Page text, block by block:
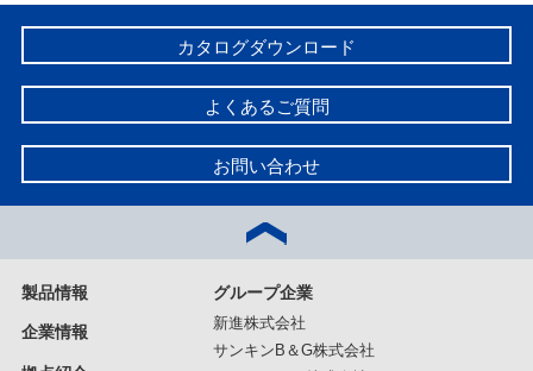
カタログダウンロード
よくあるご質問
お問い合わせ
製品情報
企業情報
グループ企業
新進株式会社
サンキンB＆G株式会社